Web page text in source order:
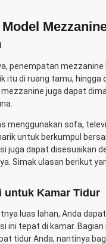
penempatan mezzanine
itu di ruang tamu, hingga
mezzanine juga dapat
menggunakan sofa,
untuk berkumpul
juga dapat disesuaikan
Simak ulasan berikut
untuk Kamar Tidur
luas lahan, Anda
ini tepat di kamar.
tidur Anda, nantinya